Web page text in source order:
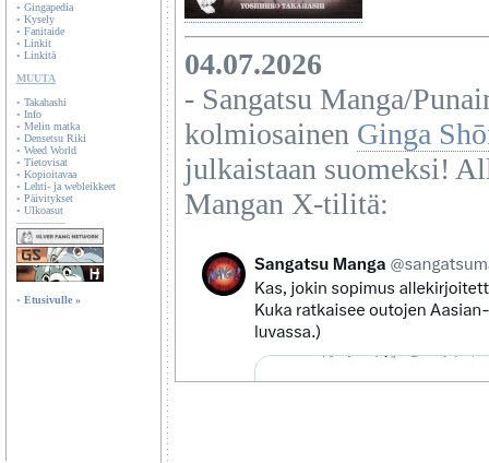
▫ Gingapedia
▫ Kysely
▫ Fanitaide
▫ Linkit
▫ Linkitä
MUUTA
▫ Takahashi
▫ Info
▫ Melin matka
▫ Densetsu Riki
▫ Weed World
▫ Tietovisat
▫ Kopioitavaa
▫ Lehti- ja webleikkeet
▫ Päivitykset
▫ Ulkoasut
---------------
▫ Etusivulle »